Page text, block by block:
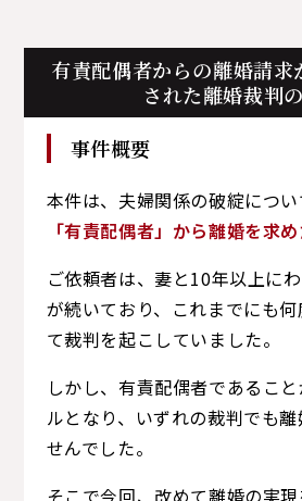
有責配偶者からの離婚請求
された離婚裁判
事件概要
本件は、夫婦関係の破綻につ
「有責配偶者」から離婚を求
ご依頼者は、妻と10年以上に
が続いており、これまでにも
て裁判を起こしていました。
しかし、有責配偶者であるこ
ルとなり、いずれの裁判でも
せんでした。
そこで今回、改めて離婚の実